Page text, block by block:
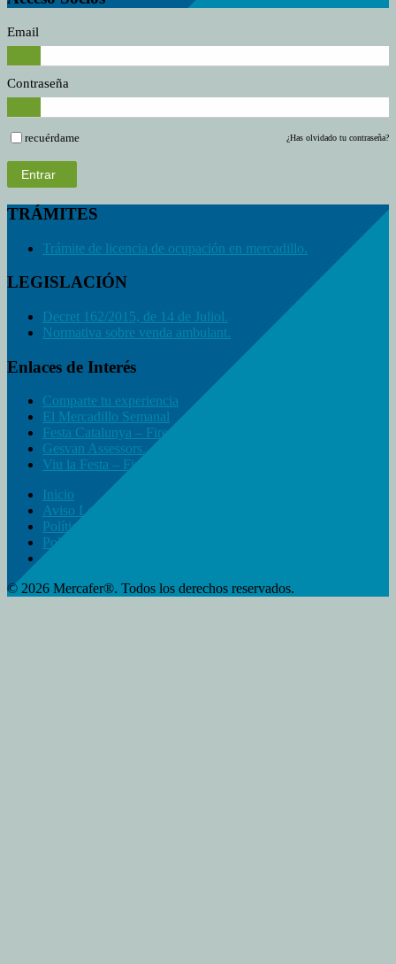
Email
Contraseña
recuérdame ¿Has olvidado tu contraseña?
Entrar
TRÁMITES
Trámite de licencia de ocupación en mercadillo.
LEGISLACIÓN
Decret 162/2015, de 14 de Juliol.
Normativa sobre venda ambulant.
Enlaces de Interés
Comparte tu experiencia
El Mercadillo Semanal
Festa Catalunya – Fires
Gesvan Assessors.
Viu la Festa – Fires
Inicio
Aviso Legal
Política de Cookies
Política de Privacidad
Contacto
© 2026 Mercafer®. Todos los derechos reservados.